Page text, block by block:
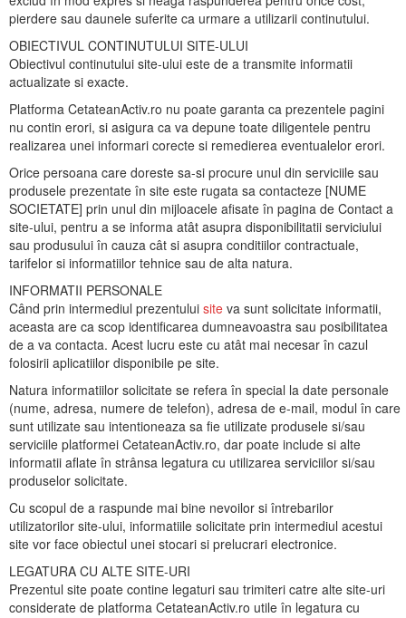
pierdere sau daunele suferite ca urmare a utilizarii continutului.
OBIECTIVUL CONTINUTULUI SITE-ULUI
Obiectivul continutului site-ului este de a transmite informatii
actualizate si exacte.
Platforma CetateanActiv.ro nu poate garanta ca prezentele pagini
nu contin erori, si asigura ca va depune toate diligentele pentru
realizarea unei informari corecte si remedierea eventualelor erori.
Orice persoana care doreste sa-si procure unul din serviciile sau
produsele prezentate în site este rugata sa contacteze [NUME
SOCIETATE] prin unul din mijloacele afisate în pagina de Contact a
site-ului, pentru a se informa atât asupra disponibilitatii serviciului
sau produsului în cauza cât si asupra conditiilor contractuale,
tarifelor si informatiilor tehnice sau de alta natura.
INFORMATII PERSONALE
Când prin intermediul prezentului site va sunt solicitate informatii,
aceasta are ca scop identificarea dumneavoastra sau posibilitatea
de a va contacta. Acest lucru este cu atât mai necesar în cazul
folosirii aplicatiilor disponibile pe site.
Natura informatiilor solicitate se refera în special la date personale
(nume, adresa, numere de telefon), adresa de e-mail, modul în care
sunt utilizate sau intentioneaza sa fie utilizate produsele si/sau
serviciile platformei CetateanActiv.ro, dar poate include si alte
informatii aflate în strânsa legatura cu utilizarea serviciilor si/sau
produselor solicitate.
Cu scopul de a raspunde mai bine nevoilor si întrebarilor
utilizatorilor site-ului, informatiile solicitate prin intermediul acestui
site vor face obiectul unei stocari si prelucrari electronice.
LEGATURA CU ALTE SITE-URI
Prezentul site poate contine legaturi sau trimiteri catre alte site-uri
considerate de platforma CetateanActiv.ro utile în legatura cu